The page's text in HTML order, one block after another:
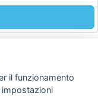
il funzionamento
impostazioni